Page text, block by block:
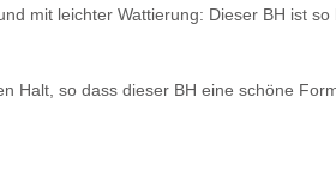
mit leichter Wattierung: Dieser BH ist
Halt, so dass dieser BH eine schöne